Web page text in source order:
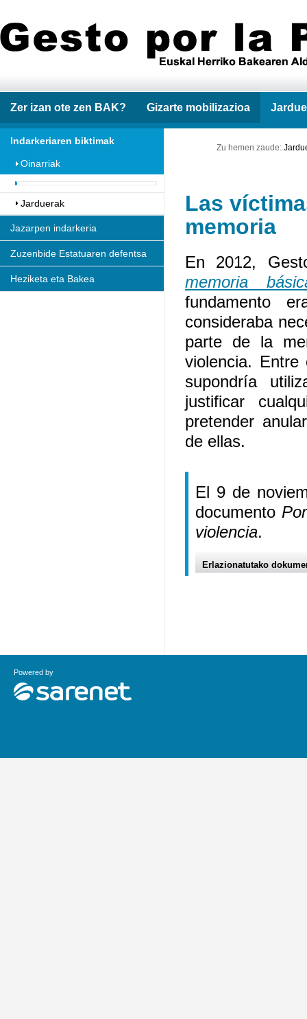
Zer izan ote zen BAK? Gizarte mobilizazioa
Zu hemen zaude:
Indarkeriaren biktimak
Oinarriak
Jarduerak
Jazarpen indarkeria
Zuzenbide Estatuaren defentsa
Heziketa eta Bakea
Las
memoria
En 2012,
memoria
fundamento
consideraba
parte de la
violencia. Entre
supondría
justificar
pretender
de ellas.
El 9 de
documento
violencia.
Erlazionatutako
Powered by